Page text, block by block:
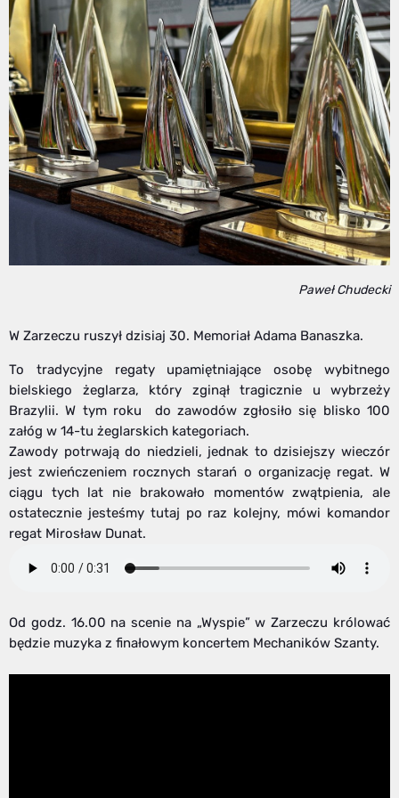
Paweł Chudecki
W Zarzeczu ruszył dzisiaj 30. Memoriał Adama Banaszka.
To tradycyjne regaty upamiętniające osobę wybitnego
bielskiego żeglarza, który zginął tragicznie u wybrzeży
Brazylii. W tym roku do zawodów zgłosiło się blisko 100
załóg w 14-tu żeglarskich kategoriach.
Zawody potrwają do niedzieli, jednak to dzisiejszy wieczór
jest zwieńczeniem rocznych starań o organizację regat. W
ciągu tych lat nie brakowało momentów zwątpienia, ale
ostatecznie jesteśmy tutaj po raz kolejny, mówi komandor
regat Mirosław Dunat.
Od godz. 16.00 na scenie na „Wyspie” w Zarzeczu królować
będzie muzyka z finałowym koncertem Mechaników Szanty.